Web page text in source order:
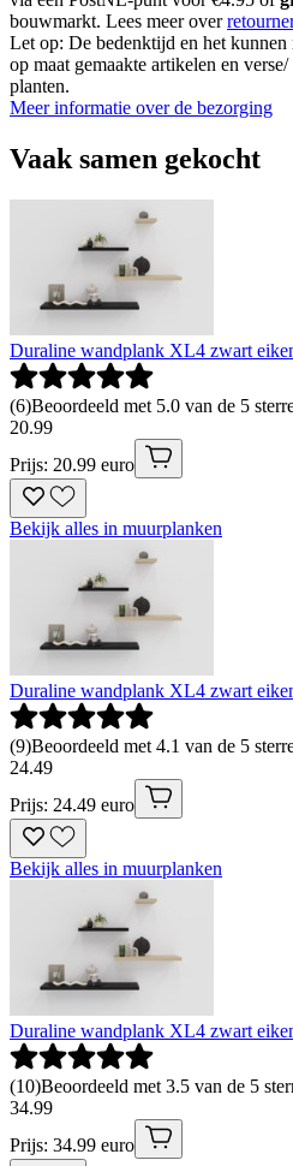
bouwmarkt. Lees meer over
Let op: De bedenktijd en het
op maat gemaakte artikelen en
planten.
Meer informatie over de bezorging
Vaak samen gekocht
Duraline wandplank XL4 zwart
(6)Beoordeeld met 5.0 van de 5
20.99
Prijs: 20.99 euro
Bekijk alles in muurplanken
Duraline wandplank XL4 zwart
(9)Beoordeeld met 4.1 van de 5
24.49
Prijs: 24.49 euro
Bekijk alles in muurplanken
Duraline wandplank XL4 zwart
(10)Beoordeeld met 3.5 van de 5
34.99
Prijs: 34.99 euro